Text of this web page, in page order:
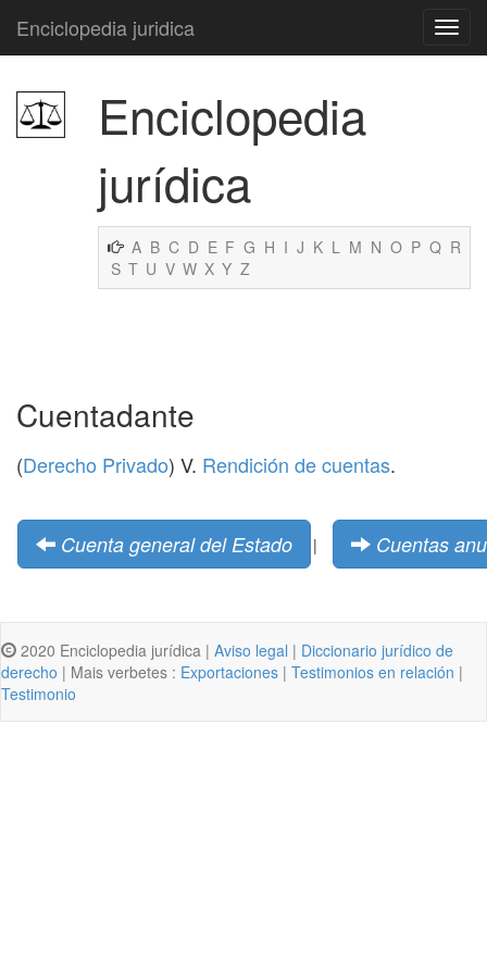
Enciclopedia juridica
Enciclopedia
jurídica
A B C D E F G H I J K L M N O P Q R
S T U V W X Y Z
Cuentadante
(Derecho Privado) V. Rendición de cuentas.
Cuenta general del Estado | Cuentas
2020 Enciclopedia jurídica | Aviso legal | Diccionario jurídico de
derecho | Mais verbetes : Exportaciones | Testimonios en relación |
Testimonio